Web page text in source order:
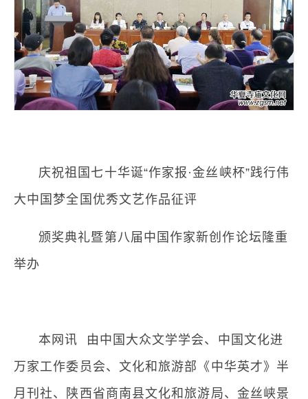
庆祝祖国七十华诞“作家报·金丝峡杯”践行伟
大中国梦全国优秀文艺作品征评
颁奖典礼暨第八届中国作家新创作论坛隆重
举办
本网讯 由中国大众文学学会、中国文化进
万家工作委员会、文化和旅游部《中华英才》半
月刊社、陕西省商南县文化和旅游局、金丝峡景